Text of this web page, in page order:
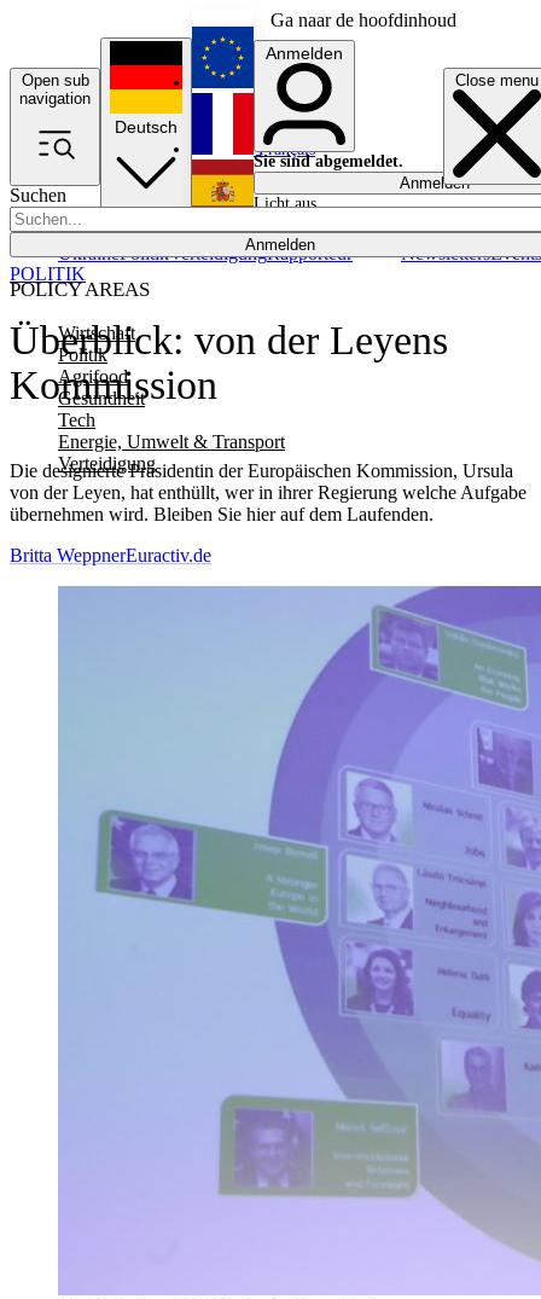
Ga naar de hoofdinhoud
Open sub
navigation
Close menu
Suchen
Anmelden
POLICY AREAS
Wirtschaft
Politik
Agrifood
Gesundheit
Tech
Energie, Umwelt & Transport
Verteidigung
UkrainePolitikVerteidigungRapporteur NewslettersEvents
Deutsch
English
Français
Anmelden
Sie sind abgemeldet.
Anmelden
Licht aus
Überblick: von der Leyens
Kommission
Die designierte Präsidentin der Europäischen Kommission, Ursula
von der Leyen, hat enthüllt, wer in ihrer Regierung welche Aufgabe
übernehmen wird. Bleiben Sie hier auf dem Laufenden.
POLITIK
Britta WeppnerEuractiv.de